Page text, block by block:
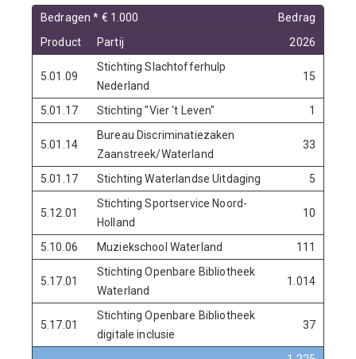
Bedragen * € 1.000
Bedrag
Product
Partij 2026
5.01.09
Stichting Slachtofferhulp
Nederland
15
5.01.17 Stichting "Vier 't Leven" 1
5.01.14
Bureau Discriminatiezaken
Zaanstreek/Waterland
33
5.01.17 Stichting Waterlandse Uitdaging 5
5.12.01
Stichting Sportservice Noord-
Holland
10
5.10.06 Muziekschool Waterland 111
5.17.01
Stichting Openbare Bibliotheek
Waterland
1.014
5.17.01
Stichting Openbare Bibliotheek
digitale inclusie
37